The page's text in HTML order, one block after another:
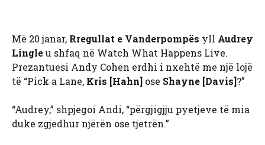
Më 20 janar, Rregullat e Vanderpompës yll Audrey
Lingleu shfaq në Watch What Happens Live.
Prezantuesi Andy Cohen erdhi i nxehtë me një lojë
të “Pick a Lane, Kris [Hahn] ose Shayne [Davis]?”
“Audrey,” shpjegoi Andi, “përgjigjju pyetjeve të mia
duke zgjedhur njërën ose tjetrën.”